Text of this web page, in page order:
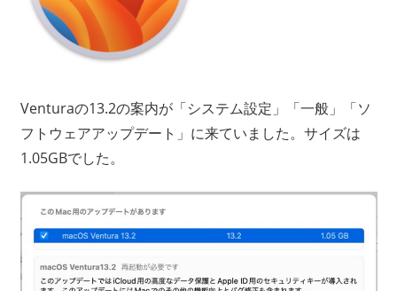
Venturaの13.2の案内が「システム設定」「一般」「ソ
フトウェアアップデート」に来ていました。サイズは
1.05GBでした。